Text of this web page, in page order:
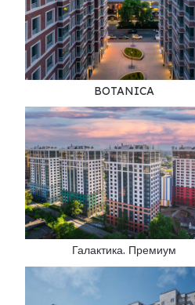
BOTANICA
Галактика. Премиум